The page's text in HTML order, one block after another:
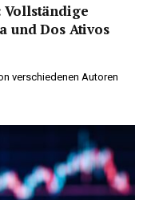
Vollständige
und Dos Ativos
verschiedenen Autoren